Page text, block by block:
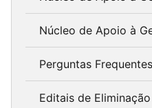
Núcleo de Apoio à
Perguntas
Editais de